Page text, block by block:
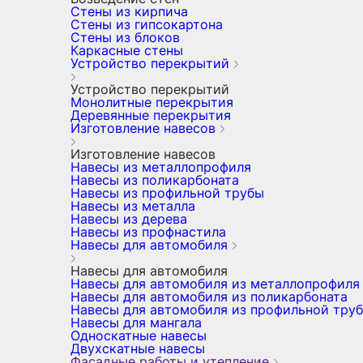
Стены из кирпича
Стены из гипсокартона
Стены из блоков
Каркасные стены
Устройство перекрытий
Устройство перекрытий
Монолитные перекрытия
Деревянные перекрытия
Изготовление навесов
Изготовление навесов
Навесы из металлопрофиля
Навесы из поликарбоната
Навесы из профильной трубы
Навесы из металла
Навесы из дерева
Навесы из профнастила
Навесы для автомобиля
Навесы для автомобиля
Навесы для автомобиля из металлопрофиля
Навесы для автомобиля из поликарбоната
Навесы для автомобиля из профильной
Навесы для мангала
Односкатные навесы
Двухскатные навесы